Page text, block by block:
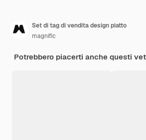
Set di tag di vendita design piatto
magnific
Potrebbero piacerti anche questi